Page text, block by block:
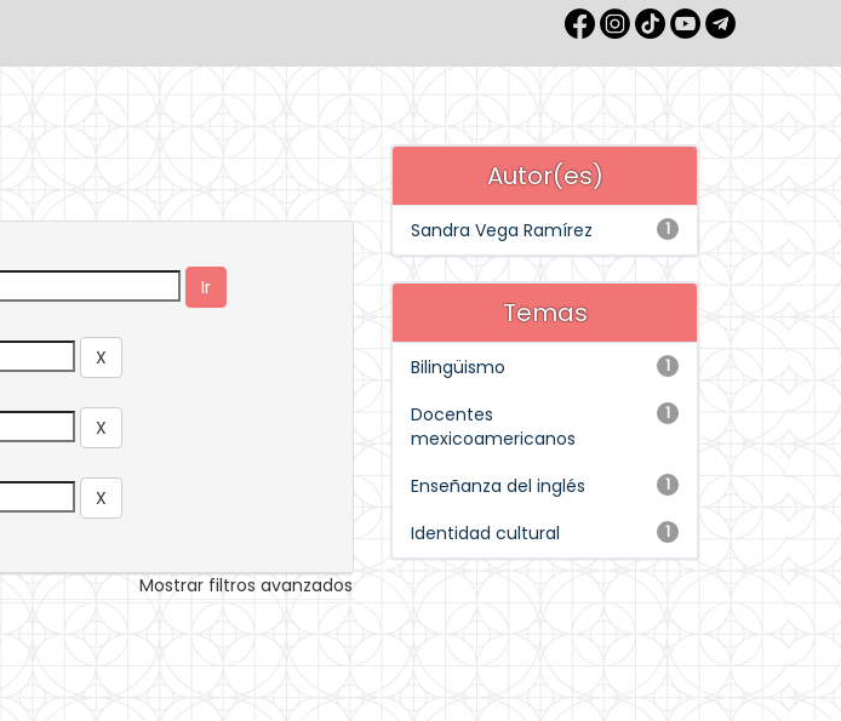
Mostrar filtros avanzados
Autor(es)
1
Sandra Vega Ramírez
Temas
1
Bilingüismo
1
Docentes
mexicoamericanos
1
Enseñanza del inglés
1
Identidad cultural